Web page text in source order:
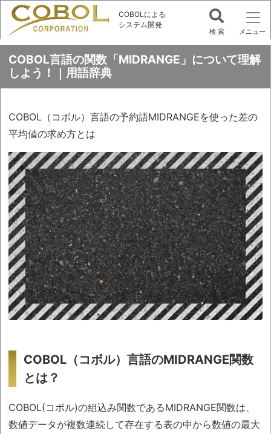
COBOLによる
システム開発
COBOL言語の関数「MIDRANGE」について理解
しよう！｜用語辞典
COBOL（コボル）言語の予約語MIDRANGEを使った差の
平均値の求め方とは
COBOL（コボル）言語のMIDRANGE関数
とは？
COBOL(コボル)の組込み関数であるMIDRANGE関数は、
数値データが複数連続して存在する表の中から数値の最大